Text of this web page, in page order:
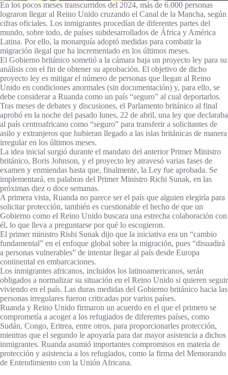
En los pocos meses transcurridos del 2024, más de 6.000 personas
lograron llegar al Reino Unido cruzando el Canal de la Mancha, según
cifras oficiales. Los inmigrantes procedían de diferentes partes del
mundo, sobre todo, de países subdesarrollados de África y América
Latina. Por ello, la monarquía adoptó medidas para combatir la
migración ilegal que ha incrementado en los últimos meses.
El Gobierno británico sometió a la cámara baja un proyecto ley para su
análisis con el fin de obtener su aprobación. El objetivo de dicho
proyecto ley es mitigar el número de personas que llegan al Reino
Unido en condiciones anormales (sin documentación) y, para ello, se
debe considerar a Ruanda como un país “seguro” al cual deportarlos.
Tras meses de debates y discusiones, el Parlamento británico al final
aprobó en la noche del pasado lunes, 22 de abril, una ley que declaraba
al país centroafricano como “seguro” para transferir a solicitantes de
asilo y extranjeros que hubieran llegado a las islas británicas de manera
irregular en los últimos meses.
La idea inicial surgió durante el mandato del anterior Primer Ministro
británico, Boris Johnson, y el proyecto ley atravesó varias fases de
examen y enmiendas hasta que, finalmente, la Ley fue aprobada. Se
implementará, en palabras del Primer Ministro Richi Sunak, en las
próximas diez o doce semanas.
A primera vista, Ruanda no parece ser el país que alguien elegiría para
solicitar protección, también es cuestionable el hecho de que un
Gobierno como el Reino Unido buscara una estrecha colaboración con
él, lo que lleva a preguntarse por qué lo escogieron.
El primer ministro Rishi Sunak dijo que la iniciativa era un “cambio
fundamental” en el enfoque global sobre la migración, pues “disuadirá
a personas vulnerables” de intentar llegar al país desde Europa
continental en embarcaciones.
Los inmigrantes africanos, incluidos los latinoamericanos, serán
obligados a normalizar su situación en el Reino Unido si quieren seguir
viviendo en el país. Las duras medidas del Gobierno británico hacia las
personas irregulares fueron criticadas por varios países.
Ruanda y Reino Unido firmaron un acuerdo en el que el primero se
comprometía a acoger a los refugiados de diferentes países, como
Sudán, Congo, Eritrea, entre otros, para proporcionarles protección,
mientras que el segundo le apoyaría para dar mayor asistencia a dichos
inmigrantes. Ruanda asumió importantes compromisos en materia de
protección y asistencia a los refugiados, como la firma del Memorando
de Entendimiento con la Unión Africana.